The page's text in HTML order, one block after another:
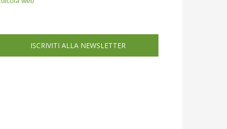
ISCRIVITI ALLA NEWSLETTER